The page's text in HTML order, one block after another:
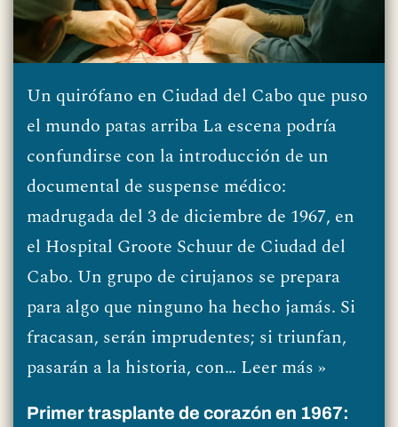
Un quirófano en Ciudad del Cabo que puso
el mundo patas arriba La escena podría
confundirse con la introducción de un
documental de suspense médico:
madrugada del 3 de diciembre de 1967, en
el Hospital Groote Schuur de Ciudad del
Cabo. Un grupo de cirujanos se prepara
para algo que ninguno ha hecho jamás. Si
fracasan, serán imprudentes; si triunfan,
pasarán a la historia, con… Leer más »
Primer trasplante de corazón en 1967: